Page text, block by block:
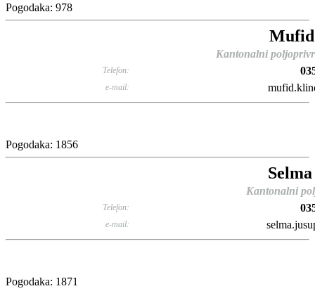
Pogodaka: 978
Kantonalni
Telefon:
e-mail:
Pogodaka: 1856
Kantonalni
Telefon:
e-mail:
Pogodaka: 1871